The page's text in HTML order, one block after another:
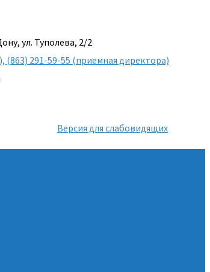
ул. Туполева, 2/2
(863) 291-59-55 (приемная директора)
Версия для слабовидящих